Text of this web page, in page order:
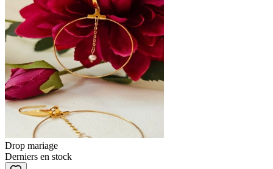
Drop mariage
Derniers en stock